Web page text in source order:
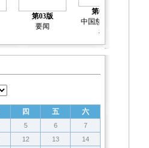
第03版
要闻
第04版
中国慈善排行
榜
四 五 六
5 6
7
12 13
14